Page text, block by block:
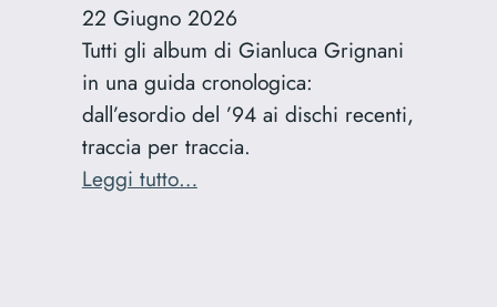
22 Giugno 2026
Tutti gli album di Gianluca Grignani
in una guida cronologica:
dall’esordio del ’94 ai dischi recenti,
traccia per traccia.
Leggi tutto…: